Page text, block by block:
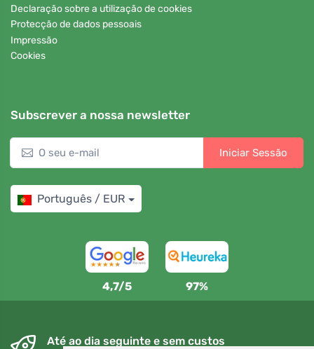
Declaração sobre a utilização de cookies
Protecção de dados pessoais
Impressão
Cookies
Subscrever a nossa newsletter
Iniciar Sessão
Português / EUR
4,7/5 97%
Até ao dia seguinte e sem custos